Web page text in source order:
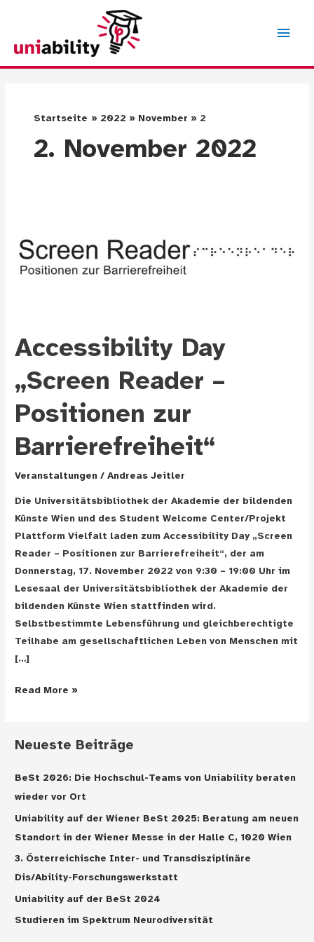
springen
Startseite 2022 November 2
2. November 2022
Accessibility Day
„Screen Reader –
Positionen zur
Barrierefreiheit“
Veranstaltungen /Andreas Jeitler
Die Universitätsbibliothek der Akademie der bildenden
Künste Wien und des Student Welcome Center/Projekt
Plattform Vielfalt laden zum Accessibility Day „Screen
Reader – Positionen zur Barrierefreiheit“, der am
Donnerstag, 17. November 2022 von 9:30 – 19:00 Uhr im
Lesesaal der Universitätsbibliothek der Akademie der
bildenden Künste Wien stattfinden wird.
Selbstbestimmte Lebensführung und gleichberechtigte
Teilhabe am gesellschaftlichen Leben von Menschen mit
[…]
Accessibility
Reader
Positionen
zur
Barrierefreiheit“
Read More »
Neueste Beiträge
BeSt 2026: Die Hochschul-Teams von Uniability beraten
wieder vor Ort
Uniability auf der Wiener BeSt 2025: Beratung am neuen
Standort in der Wiener Messe in der Halle C, 1020 Wien
3. Österreichische Inter- und Transdisziplinäre
Dis/Ability-Forschungswerkstatt
Uniability auf der BeSt 2024
Studieren im Spektrum Neurodiversität